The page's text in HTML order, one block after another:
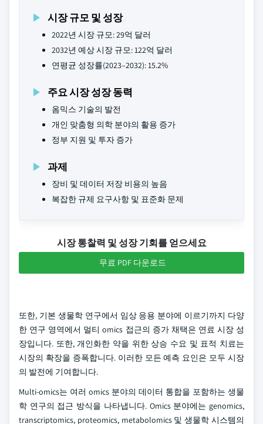
시장 규모 및 성장
2022년 시장 규모: 29억 달러
2032년 예상 시장 규모: 122억 달러
연평균 성장률(2023–2032): 15.2%
주요 시장 성장 동력
옴믹스 기술의 발전
개인 맞춤형 의학 분야의 활용 증가
정부 지원 및 투자 증가
과제
장비 및 데이터 저장 비용의 높음
복잡한 규제 요구사항 및 표준화 문제
시장 통찰력 및 성장 기회를 얻으세요
무료 PDF 다운로드
또한, 기본 생물학 연구에서 임상 응용 분야에 이르기까지 다양
한 연구 영역에서 멀티 omics 접근의 증가 채택은 연료 시장 성
장입니다. 또한, 개인화한 약을 위한 상승 수요 및 표적 치료는
시장의 확장을 증폭합니다. 이러한 모든 예측 요인은 모두 시장
의 발전에 기여합니다.
Multi-omics는 여러 omics 분야의 데이터 통합을 포함하는 생물
학 연구의 접근 방식을 나타냅니다. Omics 분야에는 genomics,
transcriptomics, proteomics, metabolomics 및 생물학 시스템의